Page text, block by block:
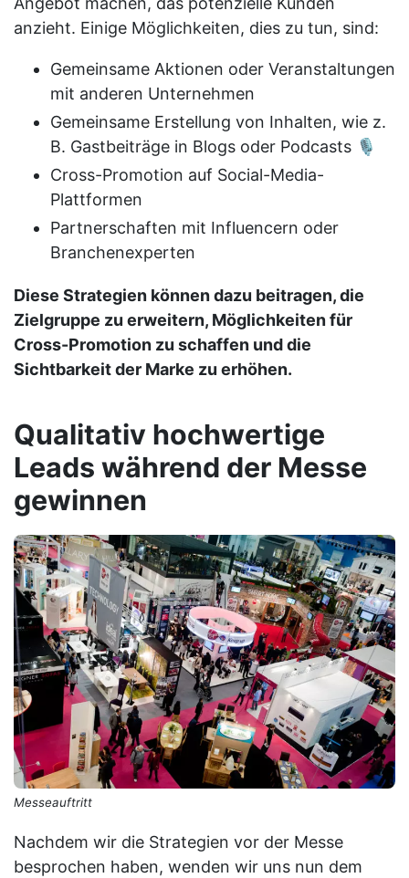
anzieht. Einige Möglichkeiten, dies zu tun, sind:
Gemeinsame Aktionen oder Veranstaltungen
mit anderen Unternehmen
Gemeinsame Erstellung von Inhalten, wie z.
B. Gastbeiträge in Blogs oder Podcasts 🎙️
Cross-Promotion auf Social-Media-
Plattformen
Partnerschaften mit Influencern oder
Branchenexperten
Diese Strategien können dazu beitragen, die
Zielgruppe zu erweitern, Möglichkeiten für
Cross-Promotion zu schaffen und die
Sichtbarkeit der Marke zu erhöhen.
Qualitativ hochwertige
Leads während der Messe
gewinnen
Messeauftritt
Nachdem wir die Strategien vor der Messe
besprochen haben, wenden wir uns nun dem